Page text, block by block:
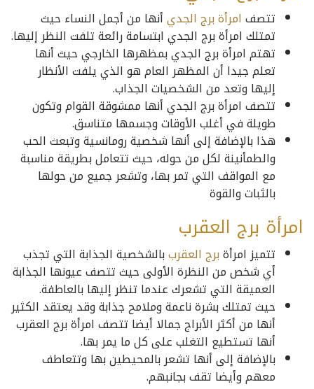
تتصف امرأة برج الجديأنها من أجمل النساء حيث
تمتلك امرأة برج الجدي ابتسامة رائعة تلفت النظر إليها.
تهتم امرأة برج الجدي بمظهرها الخارجي حيث أنها
تعلم جيدا أن المظهر العام هو الذي يلفت الأنظار
إليها وتعد من الشخصيات الجذاب.
تتصف امرأة برج الجدي أنها ممشوقة القوام وتكون
طويلة في أغلب الأوقات وجسمها متناسق.
هذا بالإضافة إلى أنها شخصية رومانسية وتبعث الحب
والطمأنينة لكل من حوله، حيث تتعامل بطريقة مناسبة
مع المواقف التي تمر بها، وتشعر جميع من حولها
بالثبات والقوة
امرأة برج العقرب
تتميز امرأةبرج العقرببالشخصية الجذابة التي تجذب
أي شخص من النظرة الأولى حيث تتصف عيونها الجذابة
العميقة التي تشعرك عندما تنظر إليها بالعاطفة.
حيث تمتلك بشرة ناعمة وملامح جذابة وقد يعتقد الكثير
أنها من أكثر الأبراج جمالا أيضا تتصف امرأة برج العقرب
أنها تستطيع التغلب على كل ما يمر بها.
بالإضافة إلى أنها تشعر بالمحيطين بها وتتعاطف
معهم وأيضا تقف بجانبهم.